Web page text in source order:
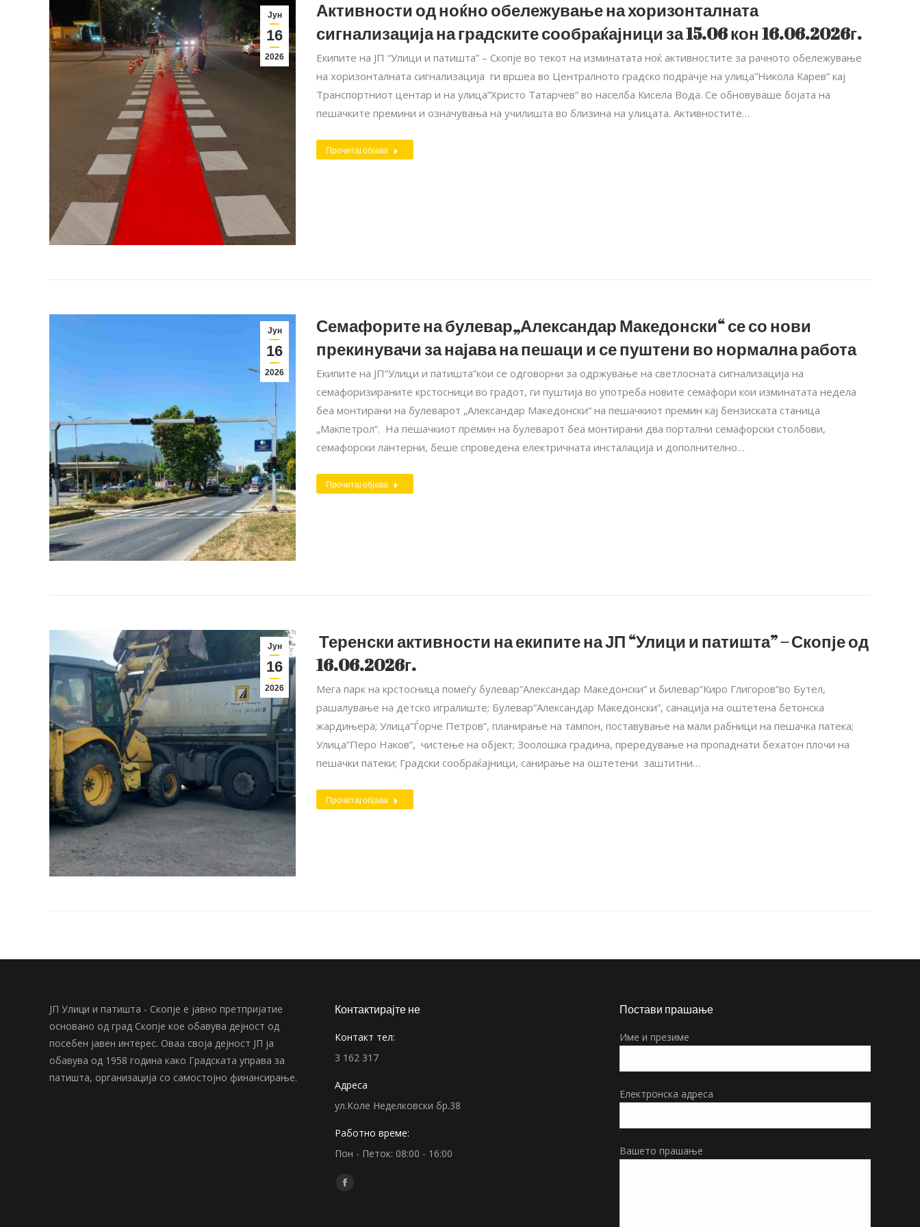
Јун
16
2026
Активности од ноќно обележување на хоризонталната
сигнализација на градските сообраќајници за 15.06 кон 16.06.2026г.
Екипите на ЈП “Улици и патишта” – Скопје во текот на изминатата ноќ активностите за рачното обележување
на хоризонталната сигнализација ги вршеа во Централното градско подрачје на улица”Никола Карев” кај
Транспортниот центар и на улица”Христо Татарчев” во населба Кисела Вода. Се обновуваше бојата на
пешачките премини и означувања на училишта во близина на улицата. Активностите…
Прочитај објава
Јун
16
2026
Семафорите на булевар„Александар Македонски“ се со нови
прекинувачи за најава на пешаци и се пуштени во нормална работа
Екипите на ЈП”Улици и патишта”кои се одговорни за одржување на светлосната сигнализација на
семафоризираните крстосници во градот, ги пуштија во употреба новите семафори кои изминатата недела
беа монтирани на булеварот „Александар Македонски“ на пешачкиот премин кај бензиската станица
„Макпетрол“. На пешачкиот премин на булеварот беа монтирани два портални семафорски столбови,
семафорски лантерни, беше спроведена електричната инсталација и дополнително…
Прочитај објава
Јун
16
2026
Теренски активности на екипите на ЈП “Улици и патишта” – Скопје од
16.06.2026г.
Мега парк на крстосница помеѓу булевар”Александар Македонски” и билевар”Киро Глигоров”во Бутел,
рашалување на детско игралиште; Булевар”Александар Македонски”, санација на оштетена бетонска
жардињера; Улица”Ѓорче Петров”, планирање на тампон, поставување на мали рабници на пешачка патека;
Улица”Перо Наков”, чистење на објект; Зоолошка градина, прередување на пропаднати бехатон плочи на
пешачки патеки; Градски сообраќајници, санирање на оштетени заштитни…
Прочитај објава
ЈП Улици и патишта - Скопје е јавно претпријатие
основано од град Скопје кое обавува дејност од
посебен јавен интерес. Оваа своја дејност ЈП ја
обавува од 1958 година како Градската управа за
патишта, организација со самостојно финансирање.
Контактирајте не
Контакт тел:
3 162 317
Адреса
ул.Коле Неделковски бр.38
Работно време:
Пон - Петок: 08:00 - 16:00
Find us on:
Facebook
Постави прашање
Име и презиме
Електронска адреса
Вашето прашање